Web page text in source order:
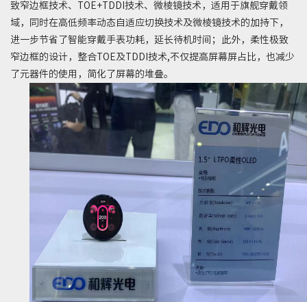
致窄边框技术、
TOE+TDDI 技术、微棱镜技术，适用于旗舰穿戴领
域，同时在高低频率动态自适应切换技术及微棱镜技术的加持下，
进一步节省了智能穿戴手表功耗，延长待机时间；此外，柔性极致
窄边框的设计，整合 TOE 及 TDDI 技术,不仅提高屏幕屏占比，也减少
了元器件的使用，简化了屏幕的堆叠。